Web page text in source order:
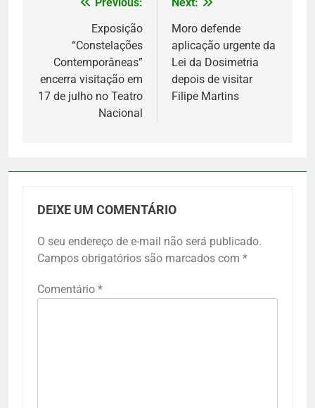
Navegação
Post
Exposição
“Constelações
Contemporâneas”
encerra visitação em
17 de julho no Teatro
Nacional
Moro defende
aplicação urgente da
Lei da Dosimetria
depois de visitar
Filipe Martins
DEIXE UM COMENTÁRIO
O seu endereço de e-mail não será publicado.
Campos obrigatórios são marcados com *
Comentário *